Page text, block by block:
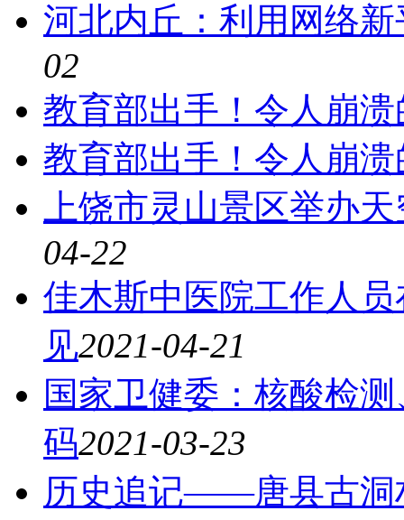
河北内丘：利用网络
02
教育部出手！令人崩
教育部出手！令人崩
上饶市灵山景区举办
04-22
佳木斯中医院工作人
见2021-04-21
国家卫健委：核酸检
码2021-03-23
历史追记——唐县古洞